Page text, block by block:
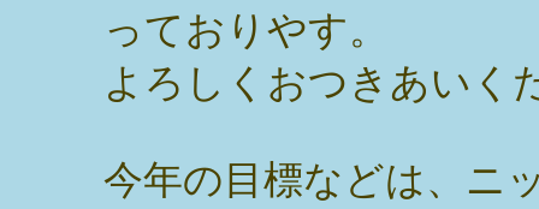
っておりやす。
よろしくおつきあいく
今年の目標などは、ニ